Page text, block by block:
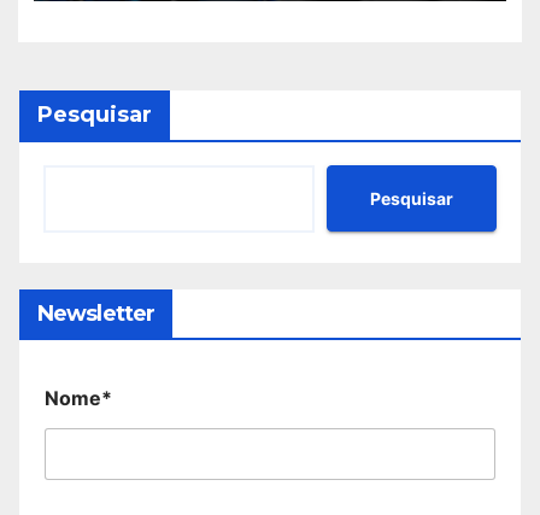
Pesquisar
Pesquisar
Newsletter
Nome*